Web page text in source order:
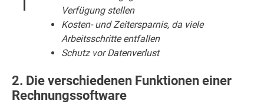
Verfügung stellen
Kosten- und Zeitersparnis, da viele
Arbeitsschritte entfallen
Schutz vor Datenverlust
2. Die verschiedenen Funktionen einer
Rechnungssoftware